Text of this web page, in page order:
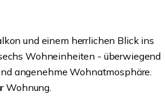
und einem herrlichen Blick ins
Wohneinheiten - überwiegend
angenehme Wohnatmosphäre.
Wohnung.